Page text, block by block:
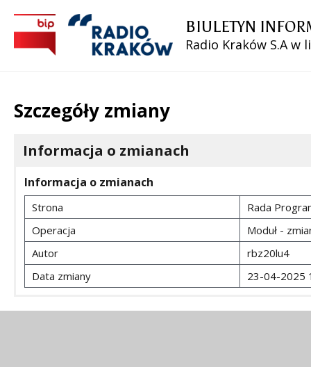
BIULETYN
Radio Kraków S.A w
Szczegóły zmiany
Informacja o zmianach
Informacja o zmianach
Strona
Rada
Operacja
Moduł -
Autor
rbz20lu4
Data zmiany
23-04-2025